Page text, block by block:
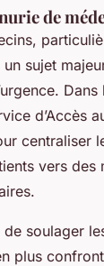
de
sujet
Dans
d’Accès
centraliser
vers des
de soulager
plus